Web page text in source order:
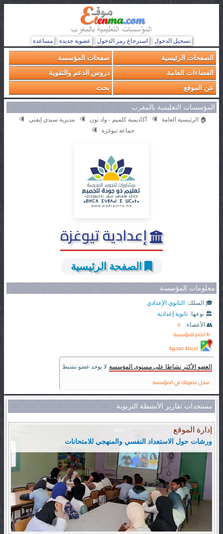
تسجيل الدخول استرجاع رمز الدخول عضوية جديدة مساعدة
الصفحات الرئيسية
صفحات المؤسسة
الفضاءات العامة
دروس الدعم والتقوية
عن الموقع
بحث
المؤسسات التعليمية بالمغرب
🏠 الرئيسية العامة أكاديمية كلميم - واد نون
مديرية سيدي إيفني
جماعة تيوغزة
إعدادية تيوغزة
الصفحة الرئيسية
معلومات المؤسسة
🎓 السلك: الثانوي الإعدادي
🏛️ نوعها: ثانوية إعدادية
👥 الأعضاء:
0
✨ انضم للمؤسسة
خريطة موجهة
العضو الأكثر نشاطا على مستوى المؤسسة لا يوجد عضو نشيط
سجل عضويتك في المؤسسة
مستجدات تقارير الأنشطة التربوية
إدارة الموقع
ورشات حول الاستعداد النفسي والمنهجي للامتحانات